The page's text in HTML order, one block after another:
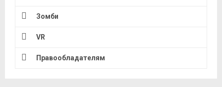
Зомби
VR
Правообладателям